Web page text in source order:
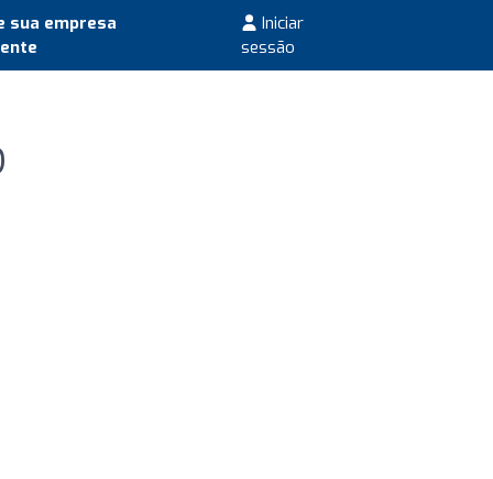
sua empresa
Iniciar
sessão